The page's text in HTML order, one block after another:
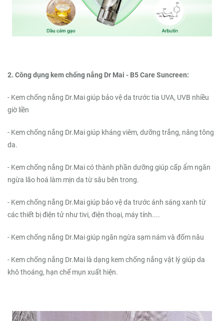
2. Công dụng kem chống nắng Dr Mai - B5 Care Suncreen:
- Kem chống nắng Dr.Mai giúp bảo vệ da trước tia UVA, UVB nhiều
giờ liền
- Kem chống nắng Dr.Mai giúp kháng viêm, dưỡng trắng, nâng tông
da.
- Kem chống nắng Dr.Mai có thành phần dưỡng giúp cấp ẩm ngăn
ngừa lão hoá làm mịn da từ sâu bên trong.
- Kem chống nắng Dr.Mai giúp bảo vệ da trước ánh sáng xanh từ
các thiết bị điện tử như tivi, điện thoại, máy tính....
- Kem chống nắng Dr.Mai giúp ngăn ngừa sạm nám và đốm nâu
- Kem chống nắng Dr.Mai là dạng kem chống nắng vật lý giúp da
khô thoáng, hạn chế mụn xuất hiện.